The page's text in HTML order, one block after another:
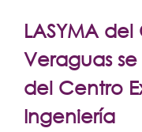
LASYMA
Veraguas
del Centro
Ingeniería